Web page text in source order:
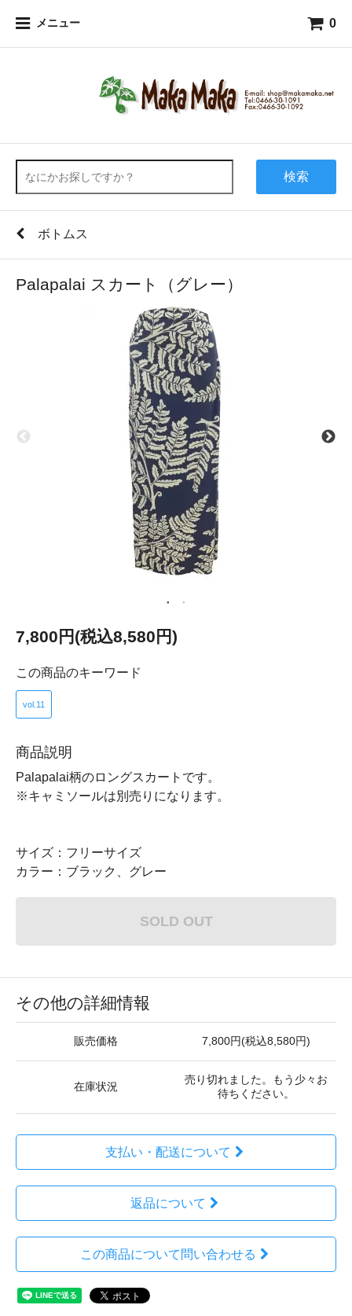
メニュー 0
検索
ボトムス
Palapalai スカート（グレー）
7,800円(税込8,580円)
この商品のキーワード
vol.11
商品説明
Palapalai柄のロングスカートです。
※キャミソールは別売りになります。
サイズ：フリーサイズ
カラー：ブラック、グレー
SOLD OUT
その他の詳細情報
販売価格 7,800円(税込8,580円)
在庫状況
売り切れました。もう少々お
待ちください。
支払い・配送について
返品について
この商品について問い合わせる